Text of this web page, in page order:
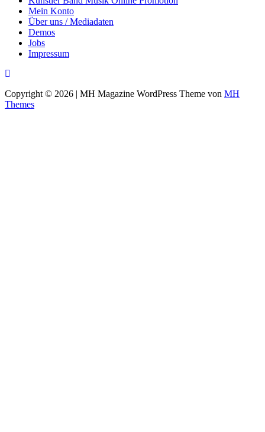
Mein Konto
Über uns / Mediadaten
Demos
Jobs
Impressum
Copyright © 2026 | MH Magazine WordPress Theme von MH
Themes